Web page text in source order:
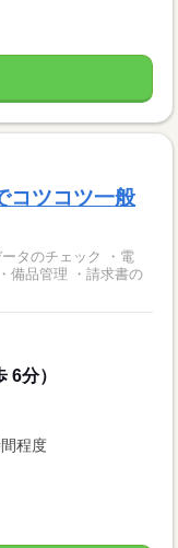
コツコツ一般
タのチェック ・電
備品管理 ・請求書の
6分）
程度